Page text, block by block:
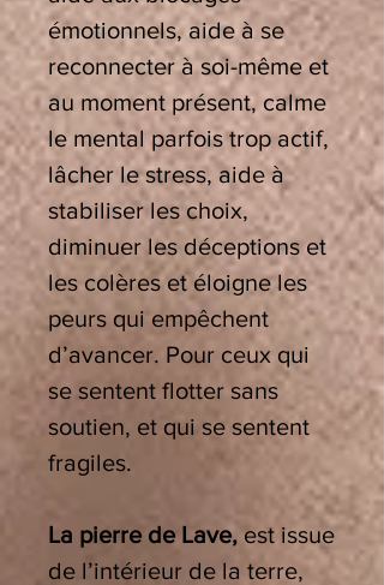
émotionnels, aide à se
reconnecter à soi-même et
au moment présent, calme
le mental parfois trop actif,
lâcher le stress, aide à
stabiliser les choix,
diminuer les déceptions et
les colères et éloigne les
peurs qui empêchent
d’avancer. Pour ceux qui
se sentent flotter sans
soutien, et qui se sentent
fragiles.
La pierre de Lave, est issue
de l’intérieur de la terre,